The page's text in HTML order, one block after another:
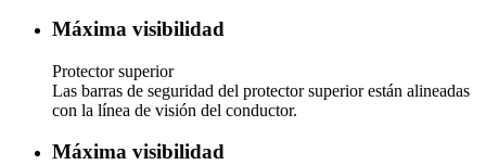
Máxima visibilidad
Protector superior
Las barras de seguridad del protector superior están alineadas
con la línea de visión del conductor.
Máxima visibilidad